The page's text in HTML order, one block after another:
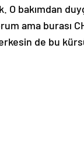
O bakımdan
ama burası
de bu